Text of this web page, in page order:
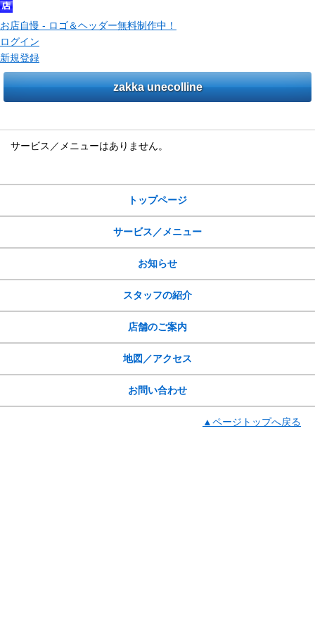
お店自慢 - ロゴ＆ヘッダー無料制作中！
ログイン
新規登録
zakka unecolline
サービス／メニューはありません。
トップページ
サービス／メニュー
お知らせ
スタッフの紹介
店舗のご案内
地図／アクセス
お問い合わせ
▲ページトップへ戻る